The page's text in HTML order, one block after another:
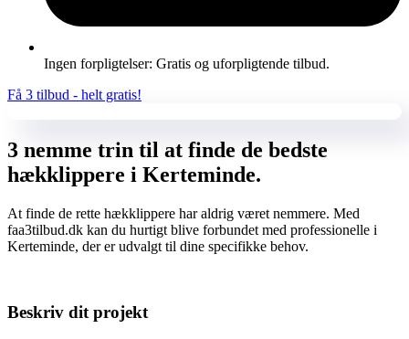
Ingen forpligtelser: Gratis og uforpligtende tilbud.
Få 3 tilbud - helt gratis!
3 nemme trin til at finde de bedste
hækklippere i Kerteminde.
At finde de rette hækklippere har aldrig været nemmere. Med
faa3tilbud.dk kan du hurtigt blive forbundet med professionelle i
Kerteminde, der er udvalgt til dine specifikke behov.
Beskriv dit projekt